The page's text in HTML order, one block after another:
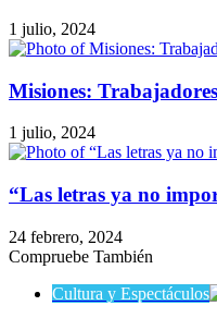
1 julio, 2024
Misiones:
1 julio, 2024
“Las letras ya no
24 febrero, 2024
Compruebe También
Cultura y Espectáculos